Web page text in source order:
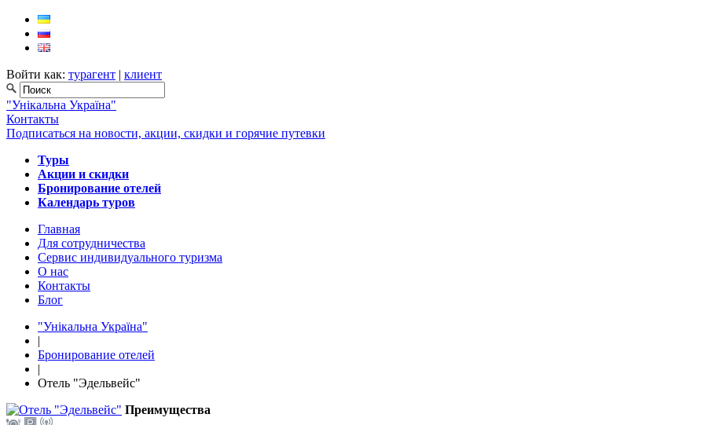
Войти как: турагент | клиент
"Унікальна Україна"
Контакты
Подписаться на новости, акции, скидки и горячие путевки
Туры
Акции и скидки
Бронирование отелей
Календарь туров
Главная
Для сотрудничества
Сервис индивидуального туризма
О нас
Контакты
Блог
"Унікальна Україна"
|
Бронирование отелей
|
Отель "Эдельвейс"
Преимущества